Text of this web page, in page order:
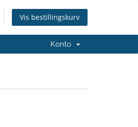
Vis bestillingskurv
Konto